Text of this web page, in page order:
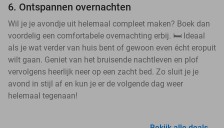
6. Ontspannen overnachten
Wil je je avondje uit helemaal compleet maken? Boek dan
voordelig een comfortabele overnachting erbij. 🛏️ Ideaal
als je wat verder van huis bent of gewoon even écht eropuit
wilt gaan. Geniet van het bruisende nachtleven en plof
vervolgens heerlijk neer op een zacht bed. Zo sluit je je
avond in stijl af en kun je er de volgende dag weer
helemaal tegenaan!